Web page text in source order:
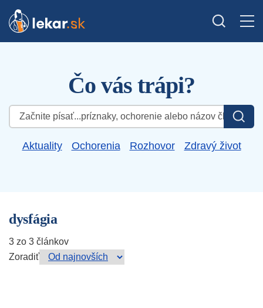
Čo vás trápi?
Hľadať:
Aktuality Ochorenia Rozhovor Zdravý život
dysfágia
3 zo 3 článkov
Zoradiť